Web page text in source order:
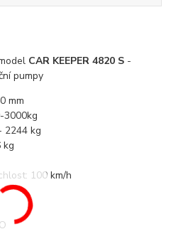
CAR KEEPER 4820 S -
pumpy
mm
3000kg
2244 kg
kg
100 km/h